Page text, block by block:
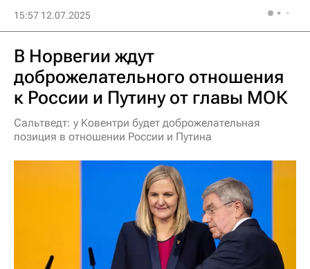
15:57 12.07.2025
В Норвегии ждут
доброжелательного отношения
к России и Путину от главы МОК
Сальтведт: у Ковентри будет доброжелательная
позиция в отношении России и Путина